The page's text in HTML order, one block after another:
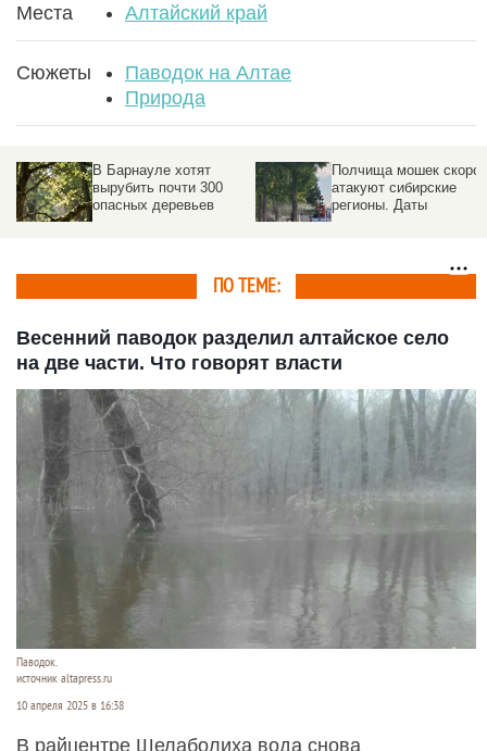
Места Алтайский край
Сюжеты
Паводок на Алтае
Природа
В Барнауле дерево
упало на машину
В Барнауле хотят
вырубить почти 300
опасных деревьев
ПО ТЕМЕ:
Весенний паводок разделил алтайское село
на две части. Что говорят власти
Паводок.
источник altapress.ru
10 апреля 2025 в 16:38
В райцентре Шелаболиха вода снова